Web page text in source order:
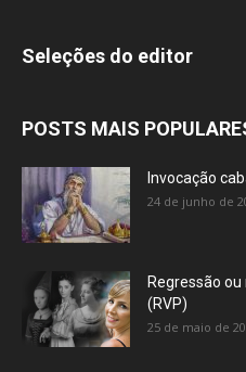
Seleções do editor
POSTS MAIS
Invocação
24 de junho de
Regressão
(RVP)
25 de maio de